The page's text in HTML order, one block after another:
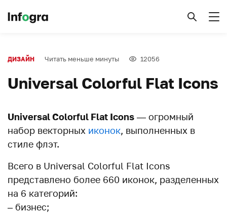
ДИЗАЙН Читать меньше минуты 12056
Universal Colorful Flat Icons
Universal Colorful Flat Icons — огромный
набор векторных иконок, выполненных в
стиле флэт.
Всего в Universal Colorful Flat Icons
представлено более 660 иконок, разделенных
на 6 категорий:
– бизнес;